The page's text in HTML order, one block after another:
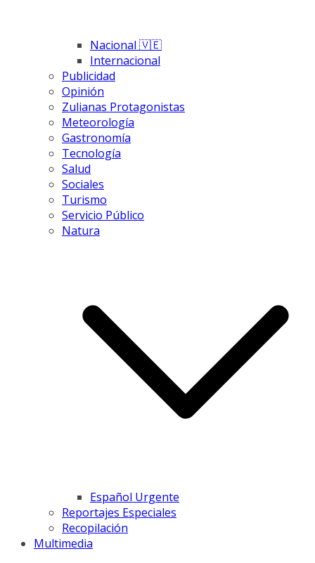
Nacional 🇻🇪
Internacional
Publicidad
Opinión
Zulianas Protagonistas
Meteorología
Gastronomía
Tecnología
Salud
Sociales
Turismo
Servicio Público
Natura
Español Urgente
Reportajes Especiales
Recopilación
Multimedia